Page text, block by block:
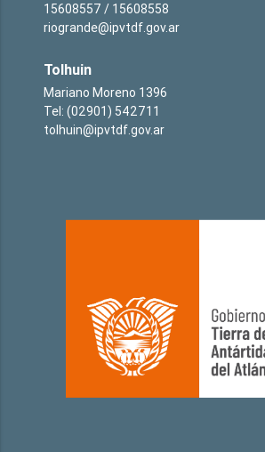
15608557 / 15608558
riogrande@ipvtdf.gov.ar
Tolhuin
Mariano Moreno 1396
Tel: (02901) 542711
tolhuin@ipvtdf.gov.ar